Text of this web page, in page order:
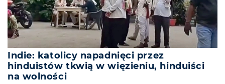
Indie: katolicy napadnięci przez
hinduistów tkwią w więzieniu, hinduiści
na wolności